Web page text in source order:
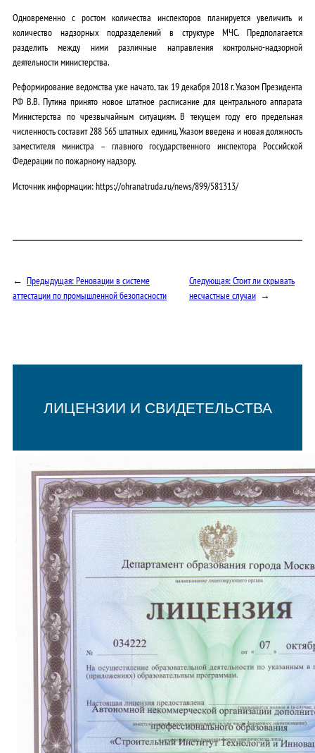
Одновременно с ростом количества инспекторов планируется увеличить и
количество надзорных подразделений в структуре МЧС. Предполагается
разделить между ними различные направления контрольно-надзорной
деятельности министерства.
Реформирование ведомства уже начато, так 19 декабря 2018 г. Указом Президента
РФ В.В. Путина принято новое штатное расписание для центрального аппарата
Министерства по чрезвычайным ситуациям. В текущем году его предельная
численность составит 288 565 штатных единиц. Указом введена и новая должность
заместителя министра – главного государственного инспектора Российской
Федерации по пожарному надзору.
Источник информации: https://ohranatruda.ru/news/899/581313/
← Предыдущая:Реновации в системе
аттестации по промышленной безопасности
Следующая:Стоит ли скрывать
несчастные случаи →
ЛИЦЕНЗИИ И СВИДЕТЕЛЬСТВА